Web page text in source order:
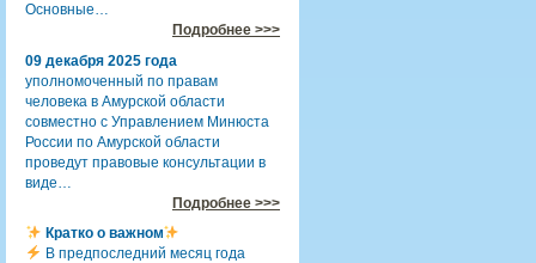
Основные…
Подробнее >>>
09 декабря 2025 года
уполномоченный по правам
человека в Амурской области
совместно с Управлением Минюста
России по Амурской области
проведут правовые консультации в
виде…
Подробнее >>>
Кратко о важном
В предпоследний месяц года